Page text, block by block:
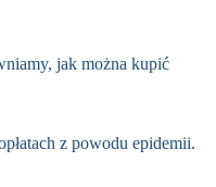
jak można kupić
z powodu epidemii.